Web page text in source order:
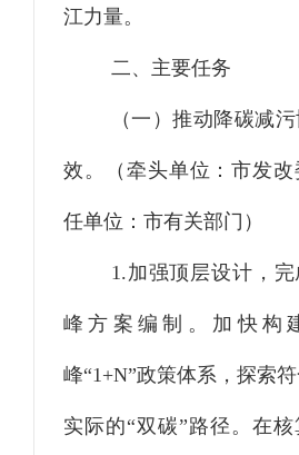
江力量。
二、主要任务
（一）推动降碳减
效。（牵头单位：市发改
任单位：市有关部门）
1.加强顶层设计，完
峰方案编制。 加快构
峰“1+N”政策体系，探索
实际的“双碳”路径。在核